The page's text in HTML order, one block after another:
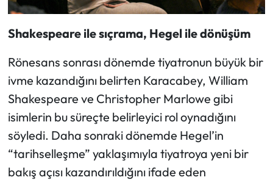
Shakespeare ile sıçrama, Hegel ile dönüşüm
Rönesans sonrası dönemde tiyatronun büyük bir
ivme kazandığını belirten Karacabey, William
Shakespeare ve Christopher Marlowe gibi
isimlerin bu süreçte belirleyici rol oynadığını
söyledi. Daha sonraki dönemde Hegel’in
“tarihselleşme” yaklaşımıyla tiyatroya yeni bir
bakış açısı kazandırıldığını ifade eden